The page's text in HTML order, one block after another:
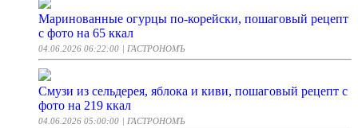
Маринованные огурцы по-корейски, пошаговый рецепт
с фото на 65 ккал
04.06.2026 06:22:00 | ГАСТРОНОМЪ
Смузи из сельдерея, яблока и киви, пошаговый рецепт с
фото на 219 ккал
04.06.2026 05:00:00 | ГАСТРОНОМЪ